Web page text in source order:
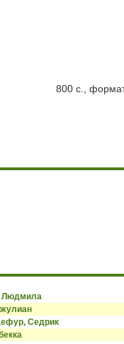
800 с.,
Людмила
Седрик